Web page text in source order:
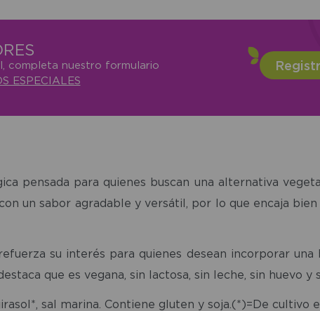
completa nuestro formulario
ESPECIALES
pensada para quienes buscan una alternativa
un sabor agradable y versátil, por lo que encaja
su interés para quienes desean incorporar
que es vegana, sin lactosa, sin leche, sin huevo y
sal marina. Contiene gluten y soja.(*)=De cultivo